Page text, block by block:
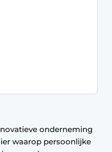
onderneming
waarop persoonlijke